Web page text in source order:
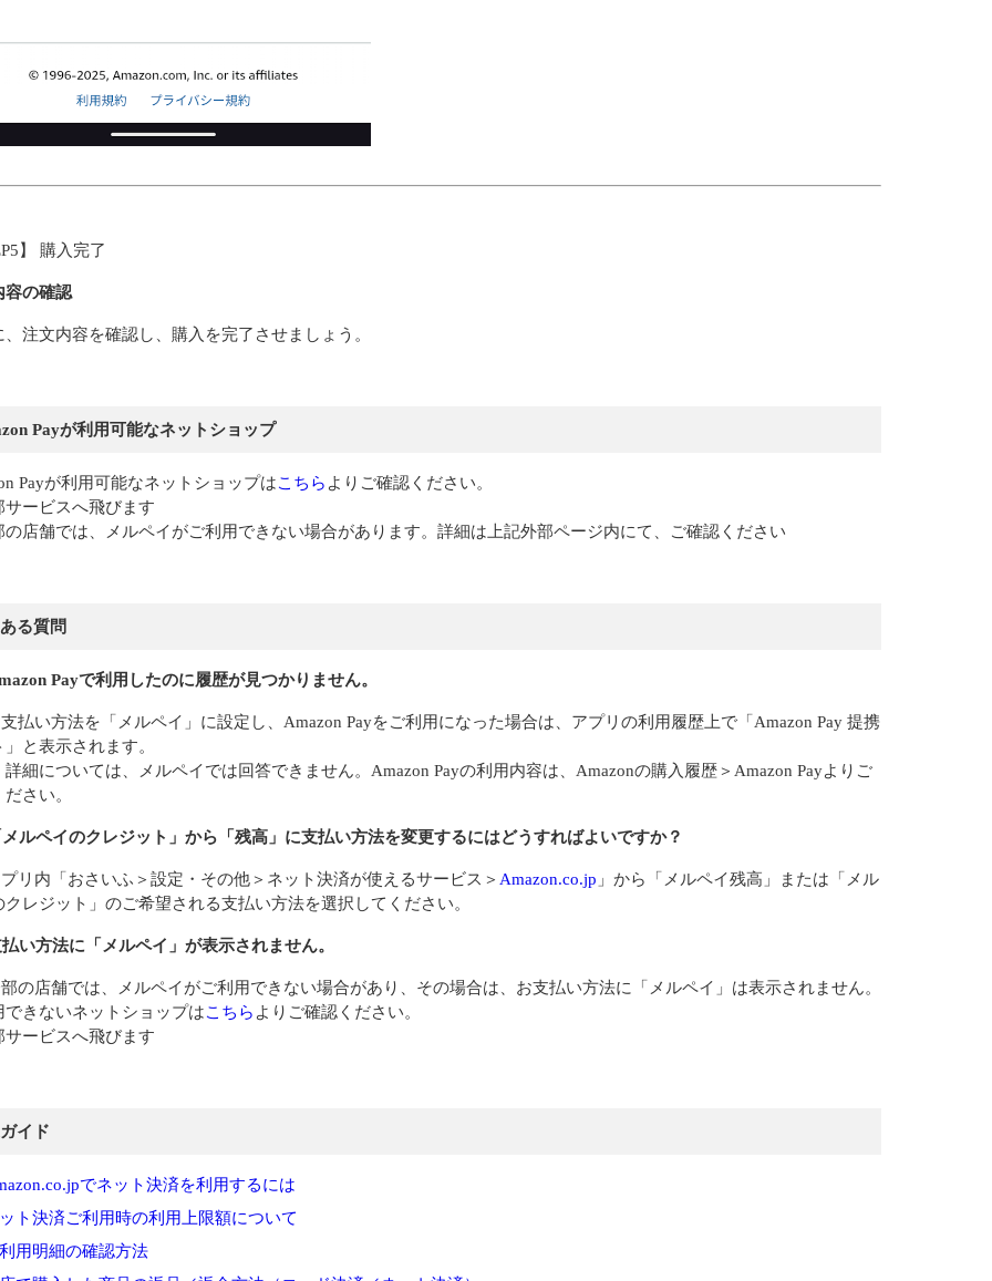
】 購入完了
容の確認
、注文内容を確認し、購入を完了させましょう。
Payが利用可能なネットショップ
Payが利用可能なネットショップはこちら よりご確認ください。
ービスへ飛びます
店舗では、メルペイがご利用できない場合があります。詳細は上記外部ページ内にて、ご確認ください
る質問
Payで利用したのに履歴が見つかりません。
払い方法を「メルペイ」に設定し、Amazon Payをご利用になった場合は、アプリの利用履歴上で「Amazon Pay 提携
と表示されます。
詳細については、メルペイでは回答できません。Amazon Payの利用内容は、Amazonの購入履歴＞Amazon Payよりご
さい。
ルペイのクレジット」から「残高」に支払い方法を変更するにはどうすればよいですか？
リ内「おさいふ＞設定・その他＞ネット決済が使えるサービス＞ Amazon.co.jp 」から「メルペイ残高」または「メル
クレジット」のご希望される支払い方法を選択してください。
い方法に「メルペイ」が表示されません。
の店舗では、メルペイがご利用できない場合があり、その場合は、お支払い方法に「メルペイ」は表示されません。
できないネットショップはこちら よりご確認ください。
ービスへ飛びます
イド
でネット決済を利用するには
ト決済ご利用時の利用上限額について
用明細の確認方法